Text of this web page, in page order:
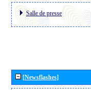
Salle de presse
[Newsflashes]